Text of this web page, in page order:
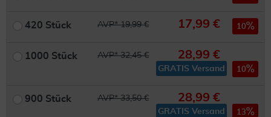
420 Stück AVP* 19,99 € 17,99 € 10
1000 Stück AVP* 32,45 € 28,99 €
GRATIS Versand 10
900 Stück AVP* 33,50 € 28,99 €
GRATIS Versand 13